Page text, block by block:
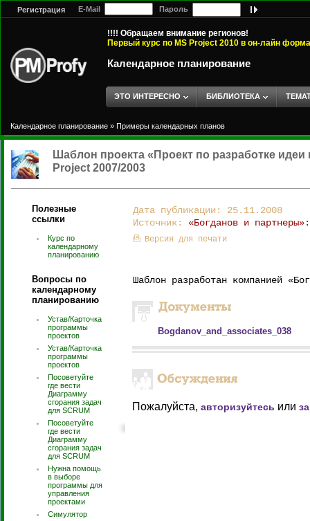
Регистрация E-Mail Пароль
!!!! Обращаем внимание регионов!
Первый курс по MS Project 2010 в он-лайн
Календарное планирование
ЭТО ИНТЕРЕСНО БИБЛИОТЕКА
Календарное планирование » Примеры календарных планов
Шаблон проекта «Проект по разработке
Project 2007/2003
Полезные
ссылки
Курс по
календарному
планированию
Вопросы по
календарному
планированию
Устав/Карточка
программы
проектов
Устав/Карточка
программы
проектов
Посоветуйте
где вести
Диаграмму
сгорания задач
для SCRUM
Посоветуйте
где вести
Диаграмму
сгорания задач
для SCRUM
Нужна помощь
в выборе
программы для
управления
проектами
Симулятор
Дата публикации: 25.11.2008
Источник: «Богданов и
Версия для печати
Шаблон разработан компанией
Bogdanov_and_associates_038
Пожалуйста, авторизуйтесь или